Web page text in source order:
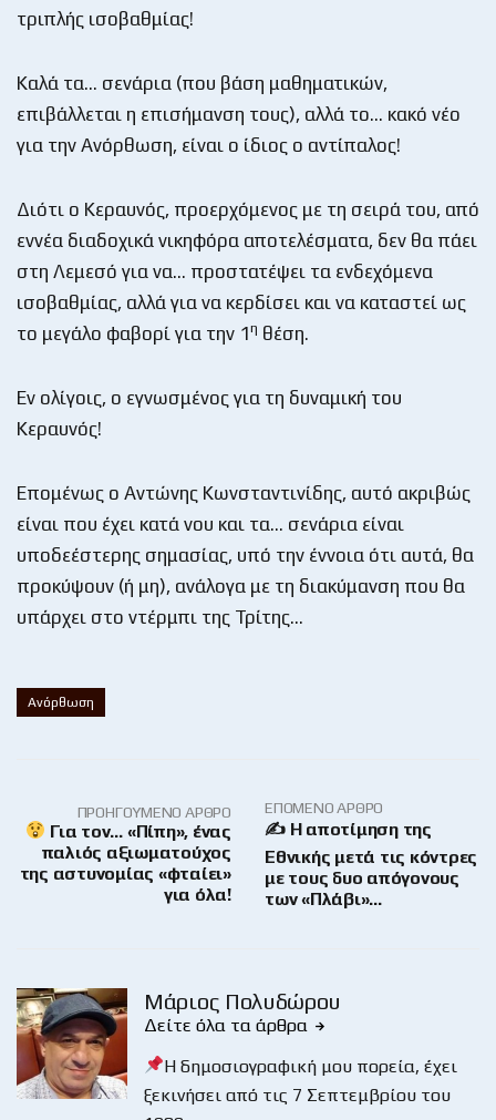
τριπλής ισοβαθμίας!
Καλά τα… σενάρια (που βάση μαθηματικών,
επιβάλλεται η επισήμανση τους), αλλά το… κακό νέο
για την Ανόρθωση, είναι ο ίδιος ο αντίπαλος!
Διότι ο Κεραυνός, προερχόμενος με τη σειρά του, από
εννέα διαδοχικά νικηφόρα αποτελέσματα, δεν θα πάει
στη Λεμεσό για να… προστατέψει τα ενδεχόμενα
ισοβαθμίας, αλλά για να κερδίσει και να καταστεί ως
το μεγάλο φαβορί για την 1η θέση.
Εν ολίγοις, ο εγνωσμένος για τη δυναμική του
Κεραυνός!
Επομένως ο Αντώνης Κωνσταντινίδης, αυτό ακριβώς
είναι που έχει κατά νου και τα… σενάρια είναι
υποδεέστερης σημασίας, υπό την έννοια ότι αυτά, θα
προκύψουν (ή μη), ανάλογα με τη διακύμανση που θα
υπάρχει στο ντέρμπι της Τρίτης…
Ανόρθωση
ΠΡΟΗΓΟΎΜΕΝΟ ΆΡΘΡΟ
Για τον… «Πίπη», ένας
παλιός αξιωματούχος
της αστυνομίας «φταίει»
για όλα!
ΕΠΌΜΕΝΟ ΆΡΘΡΟ
✍ Η αποτίμηση της
Εθνικής μετά τις κόντρες
με τους δυο απόγονους
των «Πλάβι»…
Μάριος Πολυδώρου
Δείτε όλα τα άρθρα
Η δημοσιογραφική μου πορεία, έχει
ξεκινήσει από τις 7 Σεπτεμβρίου του